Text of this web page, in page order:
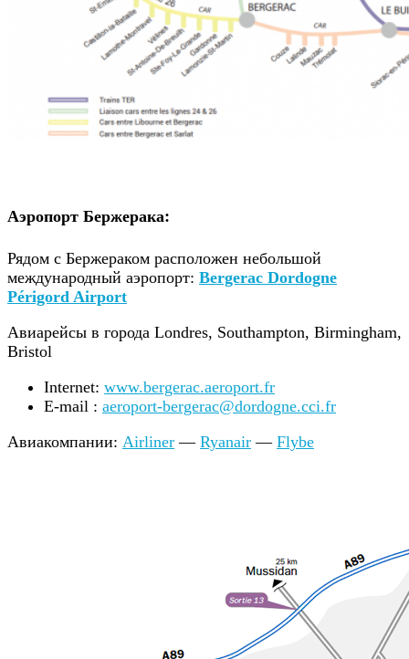
Аэропорт Бержерака:
Рядом с Бержераком расположен небольшой
международный аэропорт: Bergerac Dordogne
Périgord Airport
Авиарейсы в города Londres, Southampton, Birmingham,
Bristol
Internet: www.bergerac.aeroport.fr
E-mail : aeroport-bergerac@dordogne.cci.fr
Авиакомпании: Airliner — Ryanair — Flybe